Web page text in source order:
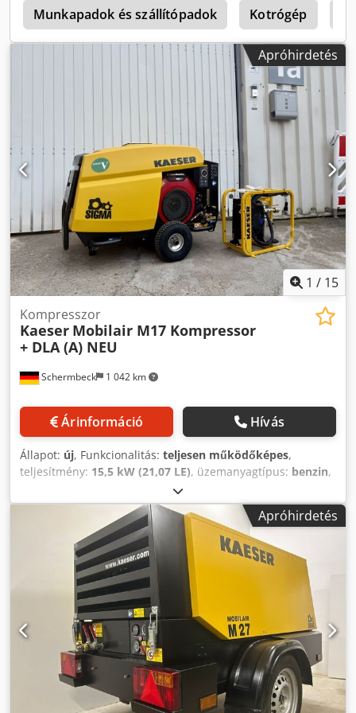
Munkapadok és szállítópadok Kotrógép
Apróhirdetés
1 / 15
Schermbeck 1 042 km
Kompresszor
Kaeser Mobilair M17 Kompressor
+ DLA (A) NEU
Árinformáció Hívás
Állapot: új, Funkcionalitás: teljesen működőképes,
teljesítmény: 15,5 kW (21,07 LE), üzemanyagtípus: benzin,
205 kg
Mobilair M17 építési kompresszor DLA (A) - ÚJ Kaeser
Mobilair M17 építőipari kompresszor, DLA (A) kivitelben –
ÚJ | 1,0 m³/perc légszállítás | 15 bar üzemi nyomás |
Honda GX 630 benzinmotorral Műszaki adatok: Gyártó:
Kaeser Típus: Mobilair M17 Állapot: ÚJ Dwodpfx
Ajzrtmfjnija Üzemi nyomás: max. 15 bar Légszállítás: 1,0
m³/perc Motor: Honda GX 630 benzinmotor
Motorteljesítmény: 15,5 kW Üzemanyagtartály: 20 liter
benzin Sűrített levegő csatlakozás: 1 x G 1/2 Üzemi tömeg:
205 kg Szállítókeret: fogantyúkkal Felszereltség:
sűrítettlevegő-utánhűtő DLA (A) & kondenzvízleválasztó,
beleértve a csatlakozó vezetékeket Indítás: elektromos
indítás Fő jellemzők & felszereltség: - Kompakt
Apróhirdetés